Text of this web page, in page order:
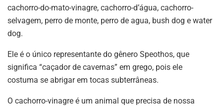
cachorro-do-mato-vinagre, cachorro-d’água, cachorro-
selvagem, perro de monte, perro de agua, bush dog e water
dog.
Ele é o único representante do gênero Speothos, que
significa “caçador de cavernas” em grego, pois ele
costuma se abrigar em tocas subterrâneas.
O cachorro-vinagre é um animal que precisa de nossa